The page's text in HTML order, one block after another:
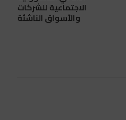
الاجتماعية للشركات
والأسواق الناشئة